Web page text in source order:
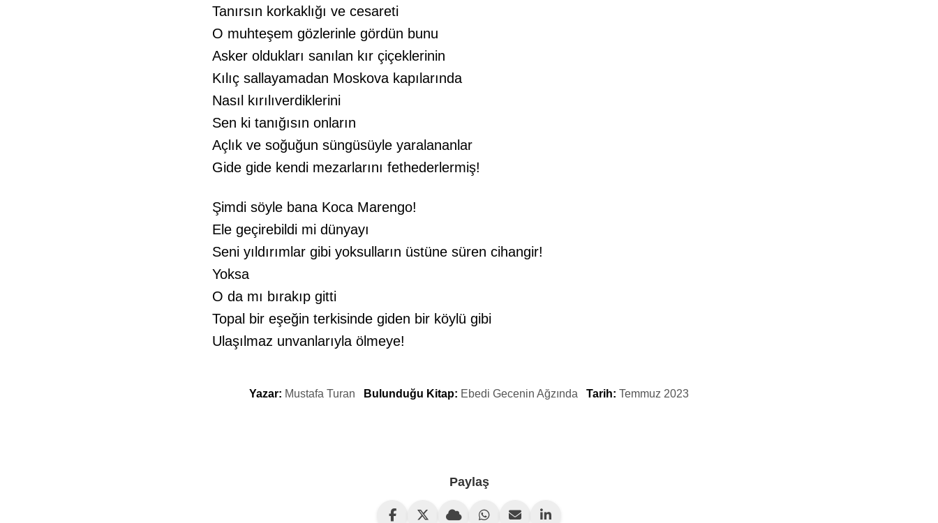
Tanırsın korkaklığı ve cesareti
O muhteşem gözlerinle gördün bunu
Asker oldukları sanılan kır çiçeklerinin
Kılıç sallayamadan Moskova kapılarında
Nasıl kırılıverdiklerini
Sen ki tanığısın onların
Açlık ve soğuğun süngüsüyle yaralananlar
Gide gide kendi mezarlarını fethederlermiş!
Şimdi söyle bana Koca Marengo!
Ele geçirebildi mi dünyayı
Seni yıldırımlar gibi yoksulların üstüne süren cihangir!
Yoksa
O da mı bırakıp gitti
Topal bir eşeğin terkisinde giden bir köylü gibi
Ulaşılmaz unvanlarıyla ölmeye!
Yazar: Mustafa Turan Bulunduğu Kitap: Ebedi Gecenin Ağzında Tarih: Temmuz 2023
Paylaş